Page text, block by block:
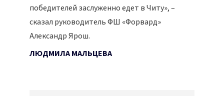
победителей заслуженно едет в Читу», –
сказал руководитель ФШ «Форвард»
Александр Ярош.
ЛЮДМИЛА МАЛЬЦЕВА